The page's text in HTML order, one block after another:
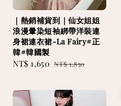
｜熱銷補貨到｜仙女姐姐
浪漫暈染短袖綁帶洋裝連
身裙連衣裙-La Fairy#正
韓#韓國製
Sale
NT$ 1,650 Regular
NT$ 1,850